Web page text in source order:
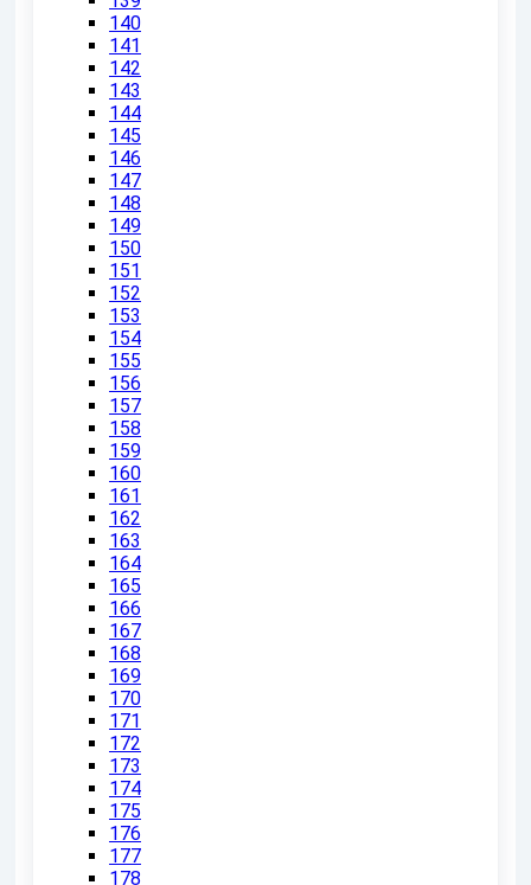
140
141
142
143
144
145
146
147
148
149
150
151
152
153
154
155
156
157
158
159
160
161
162
163
164
165
166
167
168
169
170
171
172
173
174
175
176
177
178